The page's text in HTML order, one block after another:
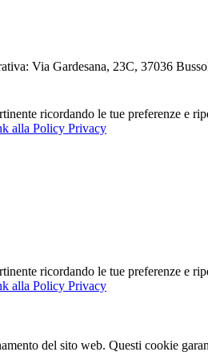
Via Gardesana, 23C, 37036
ricordando le tue preferenze
alla Policy Privacy
ricordando le tue preferenze
alla Policy Privacy
del sito web. Questi cookie